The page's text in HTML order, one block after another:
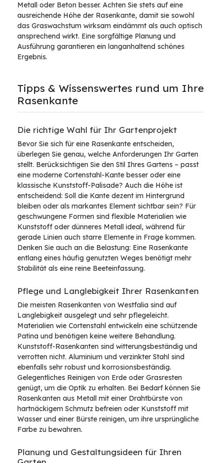
Metall oder Beton besser. Achten Sie stets auf eine
ausreichende Höhe der Rasenkante, damit sie sowohl
das Graswachstum wirksam eindämmt als auch optisch
ansprechend wirkt. Eine sorgfältige Planung und
Ausführung garantieren ein langanhaltend schönes
Ergebnis.
Tipps & Wissenswertes rund um Ihre
Rasenkante
Die richtige Wahl für Ihr Gartenprojekt
Bevor Sie sich für eine Rasenkante entscheiden,
überlegen Sie genau, welche Anforderungen Ihr Garten
stellt. Berücksichtigen Sie den Stil Ihres Gartens – passt
eine moderne Cortenstahl-Kante besser oder eine
klassische Kunststoff-Palisade? Auch die Höhe ist
entscheidend: Soll die Kante dezent im Hintergrund
bleiben oder als markantes Element sichtbar sein? Für
geschwungene Formen sind flexible Materialien wie
Kunststoff oder dünneres Metall ideal, während für
gerade Linien auch starre Elemente in Frage kommen.
Denken Sie auch an die Belastung: Eine Rasenkante
entlang eines häufig genutzten Weges benötigt mehr
Stabilität als eine reine Beeteinfassung.
Pflege und Langlebigkeit Ihrer Rasenkanten
Die meisten Rasenkanten von Westfalia sind auf
Langlebigkeit ausgelegt und sehr pflegeleicht.
Materialien wie Cortenstahl entwickeln eine schützende
Patina und benötigen keine weitere Behandlung.
Kunststoff-Rasenkanten sind witterungsbeständig und
verrotten nicht. Aluminium und verzinkter Stahl sind
ebenfalls sehr robust und korrosionsbeständig.
Gelegentliches Reinigen von Erde oder Grasresten
genügt, um die Optik zu erhalten. Bei Bedarf können Sie
Rasenkanten aus Metall mit einer Drahtbürste von
hartnäckigem Schmutz befreien oder Kunststoff mit
Wasser und einer Bürste reinigen, um ihre ursprüngliche
Farbe zu bewahren.
Planung und Gestaltungsideen für Ihren